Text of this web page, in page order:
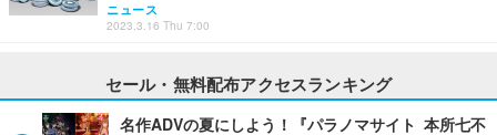
ニュース
2023.3.16 Thu 7:00
セール・無料配布アクセスランキング
名作ADVの夏にしよう！『パラノマサイト 本所七不